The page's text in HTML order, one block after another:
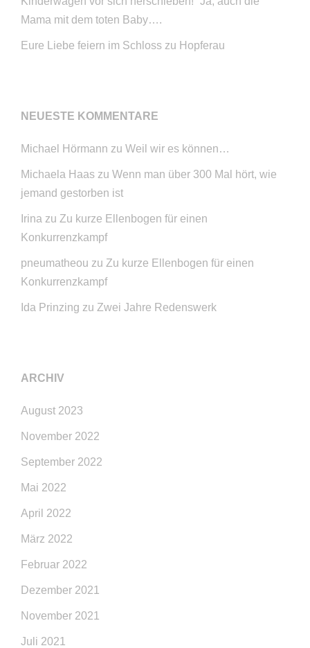
Mama mit dem toten Baby….
Eure Liebe feiern im Schloss zu Hopferau
NEUESTE KOMMENTARE
Michael Hörmann zu Weil wir es können…
Michaela Haas zu Wenn man über 300 Mal hört, wie
jemand gestorben ist
Irina zu Zu kurze Ellenbogen für einen
Konkurrenzkampf
pneumatheou zu Zu kurze Ellenbogen für einen
Konkurrenzkampf
Ida Prinzing zu Zwei Jahre Redenswerk
ARCHIV
August 2023
November 2022
September 2022
Mai 2022
April 2022
März 2022
Februar 2022
Dezember 2021
November 2021
Juli 2021